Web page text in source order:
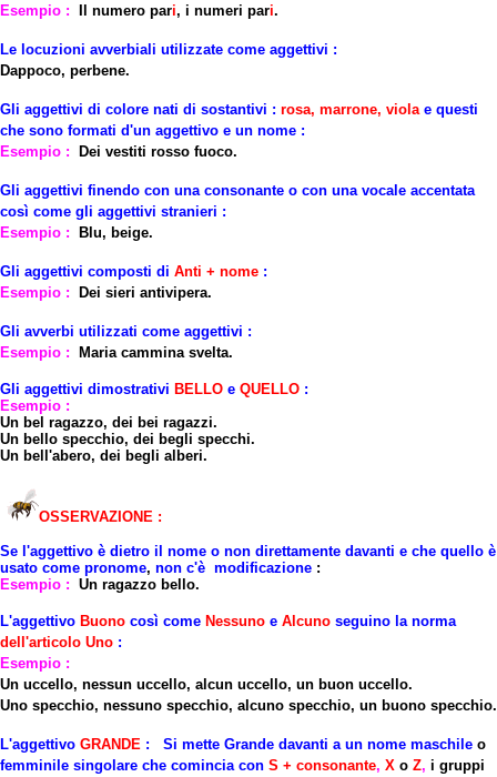
Esempio : Il numero pari, i numeri pari.
Le locuzioni avverbiali utilizzate come aggettivi :
Dappoco, perbene.
Gli aggettivi di colore nati di sostantivi : rosa, marrone, viola e questi
che sono formati d'un aggettivo e un nome :
Esempio : Dei vestiti rosso fuoco.
Gli aggettivi finendo con una consonante o con una vocale accentata
così come gli aggettivi stranieri :
Esempio : Blu, beige.
Gli aggettivi composti di Anti + nome :
Esempio : Dei sieri antivipera.
Gli avverbi utilizzati come aggettivi :
Esempio : Maria cammina svelta.
Gli aggettivi dimostrativi BELLO e QUELLO :
Esempio :
Un bel ragazzo, dei bei ragazzi.
Un bello specchio, dei begli specchi.
Un bell'abero, dei begli alberi.
OSSERVAZIONE :
Se l 'aggettivo è dietro il nome o non direttamente davanti e che quello è
usato come pronome, non c'è modificazione :
Esempio : Un ragazzo bello.
L'aggettivo Buono così come Nessuno e Alcuno seguino la norma
dell'articolo Uno :
Esempio :
Un uccello, nessun uccello, alcun uccello, un buon uccello.
Uno specchio, nessuno specchio, alcuno specchio, un buono specchio.
L'aggettivo GRANDE : Si mette Grande davanti a un nome maschile o
femminile singolare che comincia con S + consonante, X o Z, i gruppi